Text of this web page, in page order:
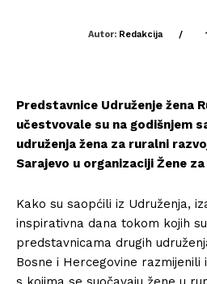
Autor: Redakcija /
Predstavnice Udruženje žena
učestvovale su na godišnjem
udruženja žena za ruralni
Sarajevo u organizaciji Žene
Kako su saopćili iz Udruženja,
inspirativna dana tokom kojih
predstavnicama drugih
Bosne i Hercegovine razmijenili